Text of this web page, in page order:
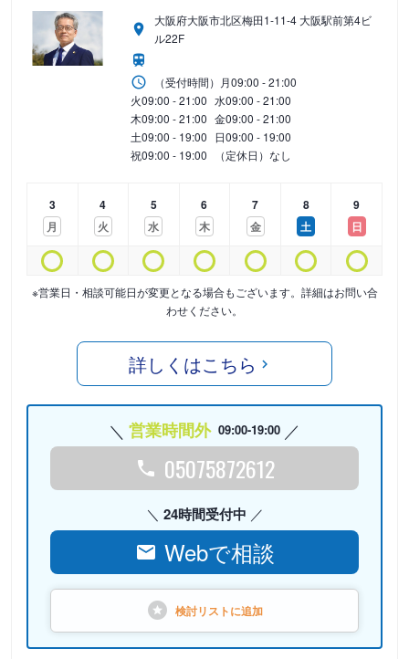
大阪府大阪市北区梅田1-11-4 大阪駅前第4ビ
ル22F
（受付時間） 月09:00 - 21:00
火09:00 - 21:00 水09:00 - 21:00
木09:00 - 21:00 金09:00 - 21:00
土09:00 - 19:00 日09:00 - 19:00
祝09:00 - 19:00 （定休日）なし
3
月
4
火
5
水
6
木
7
金
8
土
9
日
※営業日・相談可能日が変更となる場合もございます。詳細はお問い合
わせください。
詳しくはこちら
営業時間外 09:00-19:00
05075872612
24時間受付中
Webで相談
検討リストに追加